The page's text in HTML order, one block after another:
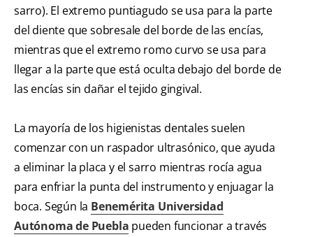
sarro). El extremo puntiagudo se usa para la parte
del diente que sobresale del borde de las encías,
mientras que el extremo romo curvo se usa para
llegar a la parte que está oculta debajo del borde de
las encías sin dañar el tejido gingival.
La mayoría de los higienistas dentales suelen
comenzar con un raspador ultrasónico, que ayuda
a eliminar la placa y el sarro mientras rocía agua
para enfriar la punta del instrumento y enjuagar la
boca. Según la Benemérita Universidad
Autónoma de Puebla pueden funcionar a través